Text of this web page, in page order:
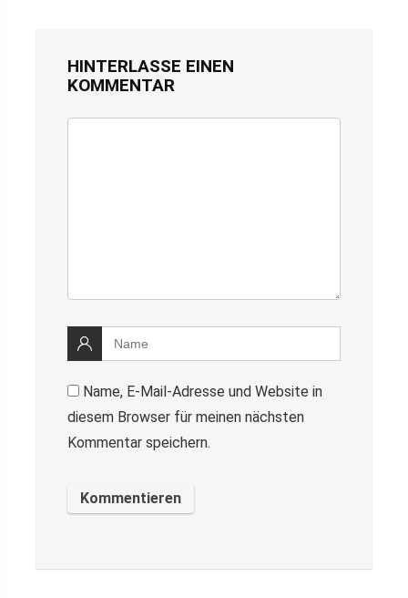
HINTERLASSE EINEN
KOMMENTAR
Name, E-Mail-Adresse und Website in
diesem Browser für meinen nächsten
Kommentar speichern.